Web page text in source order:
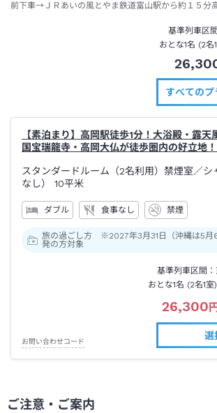
前下車→ＪＲあいの風とやま鉄道富山駅から約１５分
基準列車区間
おとな1名 (2名
すべてのプ
【素泊まり】高岡駅徒歩1分！大浴殿・露天
国宝瑞龍寺・高岡大仏が徒歩圏内の好立地！
スタンダードルーム（2名利用）禁煙室／シ
なし） 10平米
ダブル 食事なし 禁煙
旅の過ごし方 ※2027年3月31日（沖縄は5月
発の方対象
基準列車区間
おとな1名 (2名1室
26,300 円
お問い合わせコード
選
ご注意・ご案内